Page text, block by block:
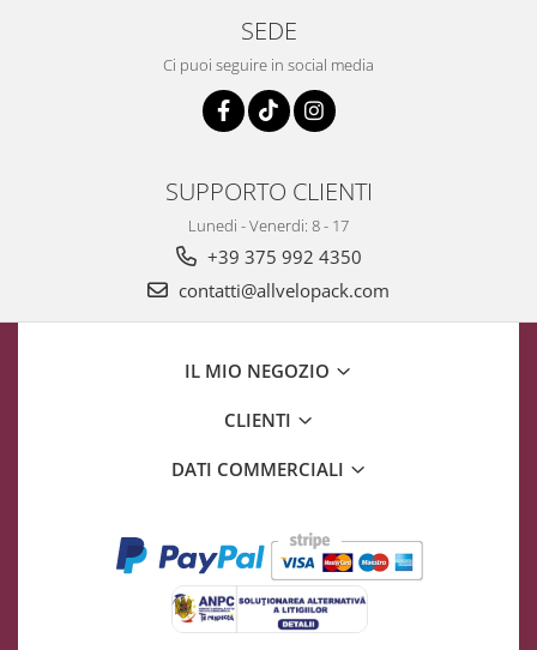
SEDE
Ci puoi seguire in social media
SUPPORTO CLIENTI
Lunedi - Venerdi: 8 - 17
+39 375 992 4350
contatti@allvelopack.com
IL MIO NEGOZIO
CLIENTI
DATI COMMERCIALI